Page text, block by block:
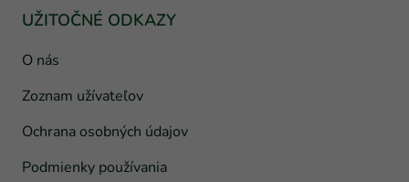
UŽITOČNÉ ODKAZY
O nás
Zoznam užívateľov
Ochrana osobných údajov
Podmienky používania